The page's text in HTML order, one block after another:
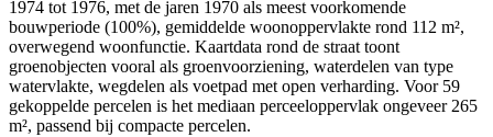
1974 tot 1976, met de jaren 1970 als meest voorkomende
bouwperiode (100%), gemiddelde woonoppervlakte rond 112 m²,
overwegend woonfunctie. Kaartdata rond de straat toont
groenobjecten vooral als groenvoorziening, waterdelen van type
watervlakte, wegdelen als voetpad met open verharding. Voor 59
gekoppelde percelen is het mediaan perceeloppervlak ongeveer 265
m², passend bij compacte percelen.